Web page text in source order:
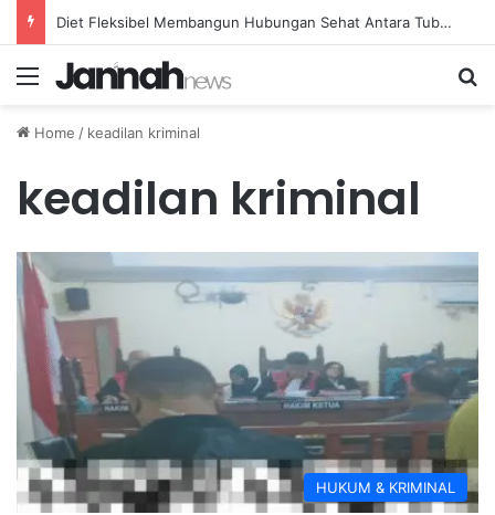
Diet Fleksibel Membangun Hubungan Sehat Antara Tubuh dan Makanan Sehari-hari
Menu
Home / keadilan kriminal
keadilan kriminal
HUKUM & KRIMINAL